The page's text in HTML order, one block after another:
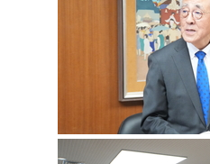
地方創生・地域活性化